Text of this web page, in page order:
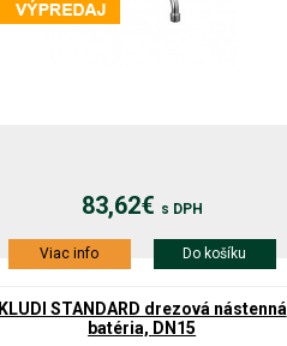
83,62€ s DPH
Viac info Do košíku
KLUDI STANDARD drezová nástenná
batéria, DN15